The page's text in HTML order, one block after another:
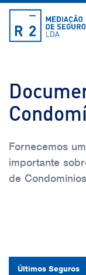
Fornecemos
importante
de
Últimos Seguros